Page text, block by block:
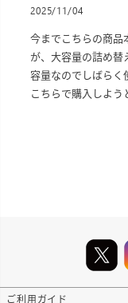
2025/11/04
今までこちらの商品
が、大容量の詰め替
容量なのでしばらく
こちらで購入しよう
ご利用ガイド